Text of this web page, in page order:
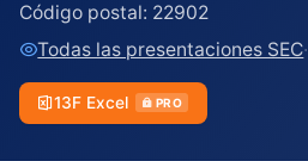
Código postal: 22902
Todas las presentaciones SEC·
13F Excel PRO